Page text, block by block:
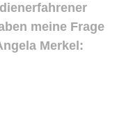
meine Frage
Merkel: